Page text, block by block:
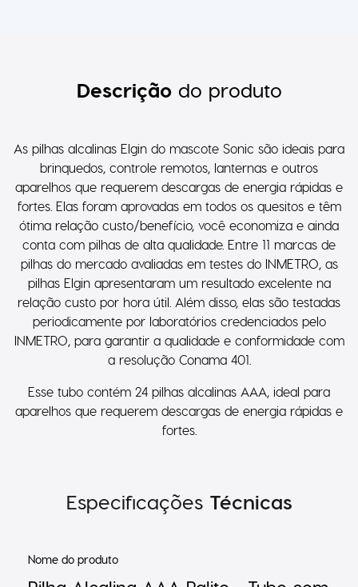
Descriçãodo produto
As pilhas alcalinas Elgin do mascote Sonic são ideais para
brinquedos, controle remotos, lanternas e outros
aparelhos que requerem descargas de energia rápidas e
fortes. Elas foram aprovadas em todos os quesitos e têm
ótima relação custo/benefício, você economiza e ainda
conta com pilhas de alta qualidade. Entre 11 marcas de
pilhas do mercado avaliadas em testes do INMETRO, as
pilhas Elgin apresentaram um resultado excelente na
relação custo por hora útil. Além disso, elas são testadas
periodicamente por laboratórios credenciados pelo
INMETRO, para garantir a qualidade e conformidade com
a resolução Conama 401.
Esse tubo contém 24 pilhas alcalinas AAA, ideal para
aparelhos que requerem descargas de energia rápidas e
fortes.
Especificações Técnicas
Nome do produto